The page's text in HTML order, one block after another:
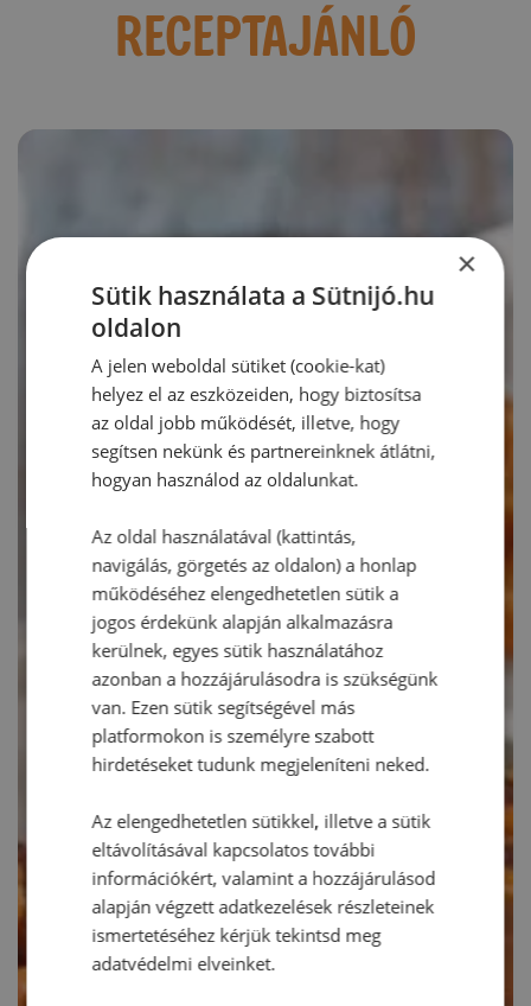
RECEPTAJÁNLÓ
×
Sütik használata a Sütnijó.hu
oldalon
A jelen weboldal sütiket (cookie-kat)
helyez el az eszközeiden, hogy biztosítsa
az oldal jobb működését, illetve, hogy
segítsen nekünk és partnereinknek átlátni,
hogyan használod az oldalunkat.
Az oldal használatával (kattintás,
navigálás, görgetés az oldalon) a honlap
működéséhez elengedhetetlen sütik a
jogos érdekünk alapján alkalmazásra
kerülnek, egyes sütik használatához
azonban a hozzájárulásodra is szükségünk
van. Ezen sütik segítségével más
platformokon is személyre szabott
hirdetéseket tudunk megjeleníteni neked.
Az elengedhetetlen sütikkel, illetve a sütik
eltávolításával kapcsolatos további
információkért, valamint a hozzájárulásod
alapján végzett adatkezelések részleteinek
ismertetéséhez kérjük tekintsd meg
adatvédelmi elveinket.